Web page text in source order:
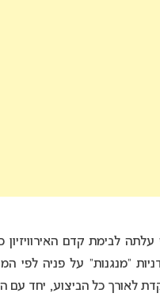
עלתה לבימת קדם
“מנגנות” על פניה לפי
לאורך כל הביצוע, יחד עם